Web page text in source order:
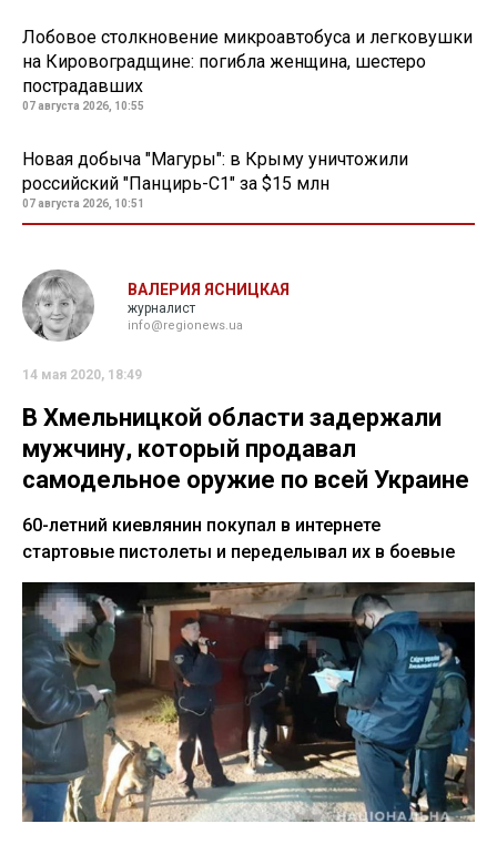
Лобовое столкновение микроавтобуса и легковушки
на Кировоградщине: погибла женщина, шестеро
пострадавших
07 августа 2026, 10:55
Новая добыча "Магуры": в Крыму уничтожили
российский "Панцирь-С1" за $15 млн
07 августа 2026, 10:51
ВАЛЕРИЯ ЯСНИЦКАЯ
журналист
info@regionews.ua
14 мая 2020, 18:49
В Хмельницкой области задержали
мужчину, который продавал
самодельное оружие по всей Украине
60-летний киевлянин покупал в интернете
стартовые пистолеты и переделывал их в боевые